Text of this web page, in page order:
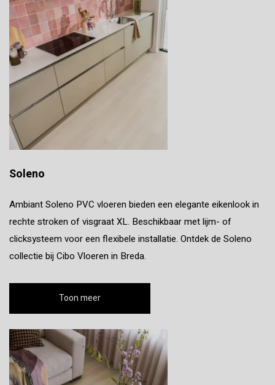
Soleno
Ambiant Soleno PVC vloeren bieden een elegante eikenlook in
rechte stroken of visgraat XL. Beschikbaar met lijm- of
clicksysteem voor een flexibele installatie. Ontdek de Soleno
collectie bij Cibo Vloeren in Breda.
Toon meer